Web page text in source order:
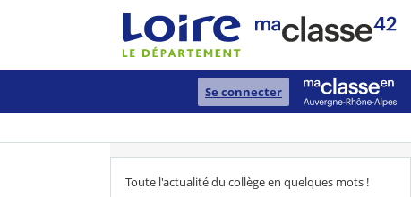
Se connecter
Toute l'actualité du collège en quelques mots !